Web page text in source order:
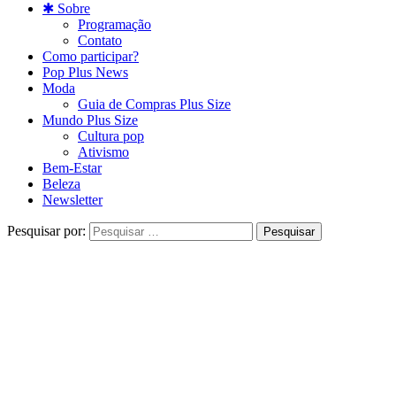
✱ Sobre
Programação
Contato
Como participar?
Pop Plus News
Moda
Guia de Compras Plus Size
Mundo Plus Size
Cultura pop
Ativismo
Bem-Estar
Beleza
Newsletter
Pesquisar por: